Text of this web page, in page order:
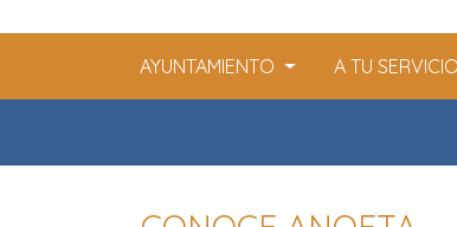
AYUNTAMIENTO A TU SERVICIO